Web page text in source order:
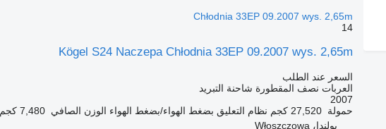
Chłodnia 33EP 09.2007 wys. 2,65m
14
Kögel S24 Naczepa Chłodnia 33EP 09.2007 wys. 2,65m
السعر عند الطلب
العربات نصف المقطورة شاحنة التبريد
2007
حمولة 27,520 كجم نظام التعليق بضغط الهواء/بضغط الهواء الوزن الصافي 7,480 كجم
بولندا، Włoszczowa